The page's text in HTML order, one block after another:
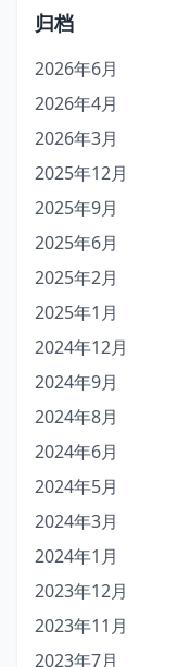
归档
2026年6月
2026年4月
2026年3月
2025年12月
2025年9月
2025年6月
2025年2月
2025年1月
2024年12月
2024年9月
2024年8月
2024年6月
2024年5月
2024年3月
2024年1月
2023年12月
2023年11月
2023年7月